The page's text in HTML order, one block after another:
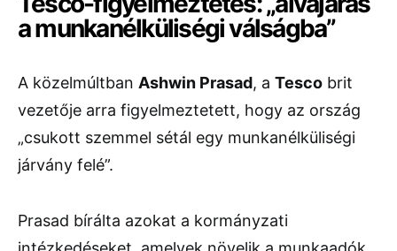
a munkanélküliségi válságba”
A közelmúltban Ashwin Prasad, a Tesco brit
vezetője arra figyelmeztetett, hogy az ország
„csukott szemmel sétál egy munkanélküliségi
járvány felé”.
Prasad bírálta azokat a kormányzati